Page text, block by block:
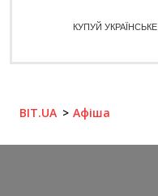
КУПУЙ УКРАЇНСЬКЕ
BIT.UA Афіша